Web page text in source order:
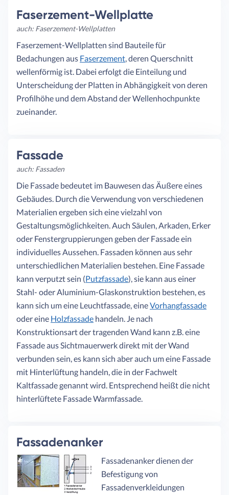
Faserzement-Wellplatte
auch: Faserzement-Wellplatten
Faserzement-Wellplatten sind Bauteile für
Bedachungen aus Faserzement, deren Querschnitt
wellenförmig ist. Dabei erfolgt die Einteilung und
Unterscheidung der Platten in Abhängigkeit von deren
Profilhöhe und dem Abstand der Wellenhochpunkte
zueinander.
Fassade
auch: Fassaden
Die Fassade bedeutet im Bauwesen das Äußere eines
Gebäudes. Durch die Verwendung von verschiedenen
Materialien ergeben sich eine vielzahl von
Gestaltungsmöglichkeiten. Auch Säulen, Arkaden, Erker
oder Fenstergruppierungen geben der Fassade ein
individuelles Aussehen. Fassaden können aus sehr
unterschiedlichen Materialien bestehen. Eine Fassade
kann verputzt sein (Putzfassade), sie kann aus einer
Stahl- oder Aluminium-Glaskonstruktion bestehen, es
kann sich um eine Leuchtfassade, eineVorhangfassade
oder eine Holzfassade handeln. Je nach
Konstruktionsart der tragenden Wand kann z.B. eine
Fassade aus Sichtmauerwerk direkt mit der Wand
verbunden sein, es kann sich aber auch um eine Fassade
mit Hinterlüftung handeln, die in der Fachwelt
Kaltfassade genannt wird. Entsprechend heißt die nicht
hinterlüftete Fassade Warmfassade.
Fassadenanker
Fassadenanker dienen der
Befestigung von
Fassadenverkleidungen